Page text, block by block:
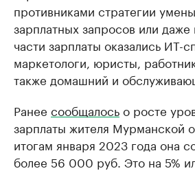
противниками стратегии
зарплатных запросов или
части зарплаты оказались ИТ-
маркетологи, юристы,
также домашний и
Ранее сообщалосьо росте
зарплаты жителя Мурманской
итогам января 2023 года она
более 56 000 руб. Это на 5%